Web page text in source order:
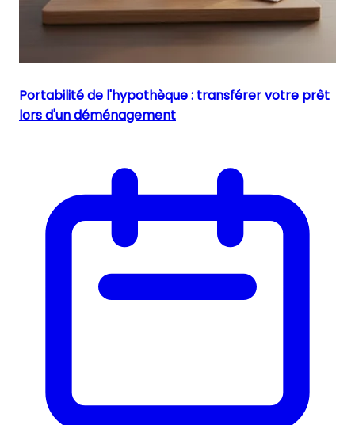
Portabilité de l'hypothèque : transférer votre prêt
lors d'un déménagement